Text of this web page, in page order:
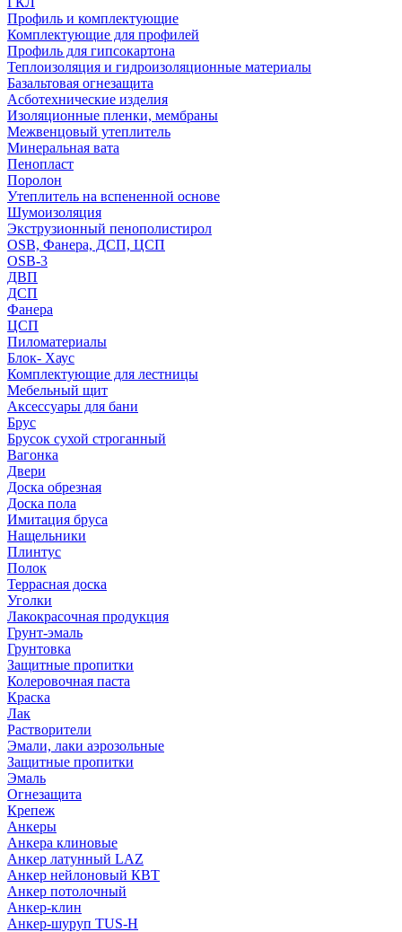
Профиль и комплектующие
Комплектующие для профилей
Профиль для гипсокартона
Теплоизоляция и гидроизоляционные материалы
Базальтовая огнезащита
Асботехнические изделия
Изоляционные пленки, мембраны
Межвенцовый утеплитель
Минеральная вата
Пенопласт
Поролон
Утеплитель на вспененной основе
Шумоизоляция
Экструзионный пенополистирол
OSB, Фанера, ДСП, ЦСП
OSB-3
ДВП
ДСП
Фанера
ЦСП
Пиломатериалы
Блок- Хаус
Комплектующие для лестницы
Мебельный щит
Аксессуары для бани
Брус
Брусок сухой строганный
Вагонка
Двери
Доска обрезная
Доска пола
Имитация бруса
Нащельники
Плинтус
Полок
Террасная доска
Уголки
Лакокрасочная продукция
Грунт-эмаль
Грунтовка
Защитные пропитки
Колеровочная паста
Краска
Лак
Растворители
Эмали, лаки аэрозольные
Защитные пропитки
Эмаль
Огнезащита
Крепеж
Анкеры
Анкера клиновые
Анкер латунный LAZ
Анкер нейлоновый КВТ
Анкер потолочный
Анкер-клин
Анкер-шуруп TUS-H